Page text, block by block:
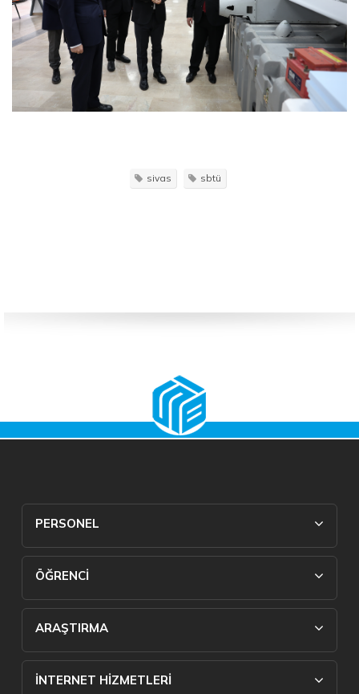
sivas sbtü
PERSONEL
ÖĞRENCİ
ARAŞTIRMA
İNTERNET HİZMETLERİ